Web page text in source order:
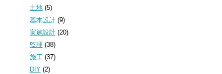
土地(5)
基本設計(9)
実施設計(20)
監理 (38)
施工(37)
DIY(2)